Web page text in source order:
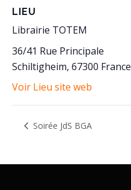
LIEU
Librairie TOTEM
36/41 Rue Principale
Schiltigheim, 67300 France
Voir Lieu site web
Soirée JdS BGA